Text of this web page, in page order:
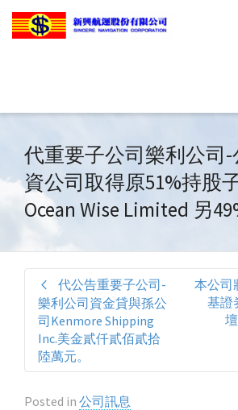
代重要子公司樂利公司
資公司取得原51%持股
Ocean Wise Limited 另
代公告重要子公司-
樂利公司資金貸與孫公
司Kenmore Shipping
Inc.美金貳仟貳佰貳拾
陸萬元。
本公司
基證
Posted in 公司訊息